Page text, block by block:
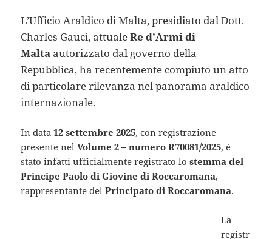
L’Ufficio Araldico di Malta, presidiato dal Dott.
Charles Gauci, attualeRe d’Armi di
Malta autorizzato dal governo della
Repubblica, ha recentemente compiuto un atto
di particolare rilevanza nel panorama araldico
internazionale.
In data12 settembre 2025, con registrazione
presente nelVolume 2 – numero R70081/2025, è
stato infatti ufficialmente registrato lostemma del
Principe Paolo di Giovine di Roccaromana,
rappresentante delPrincipato di Roccaromana.
La
registr